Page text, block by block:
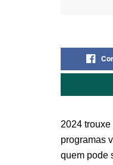
2024
programas
quem pode